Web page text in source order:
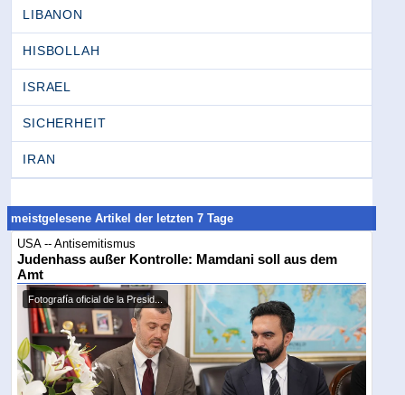
LIBANON
HISBOLLAH
ISRAEL
SICHERHEIT
IRAN
meistgelesene Artikel der letzten 7 Tage
USA -- Antisemitismus
Judenhass außer Kontrolle: Mamdani soll aus dem
Amt
Fotografía oficial de la Presid...